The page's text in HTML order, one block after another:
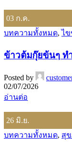
03 ก.ค.
บทความทั้งหมด,ไข
ข้าวต้มกุ๊ยข้นๆ ท
Posted by
02/07/2026
อ่านต่อ
26 มิ.ย.
บทความทั้งหมด, สุ